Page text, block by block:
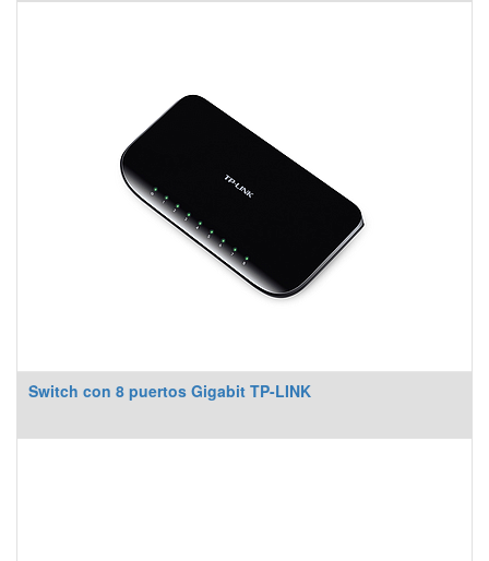
Switch con 8 puertos Gigabit TP-LINK